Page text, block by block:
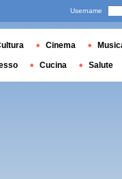
Username
Cinema
Cucina Salute